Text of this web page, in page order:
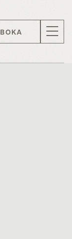
BOKA